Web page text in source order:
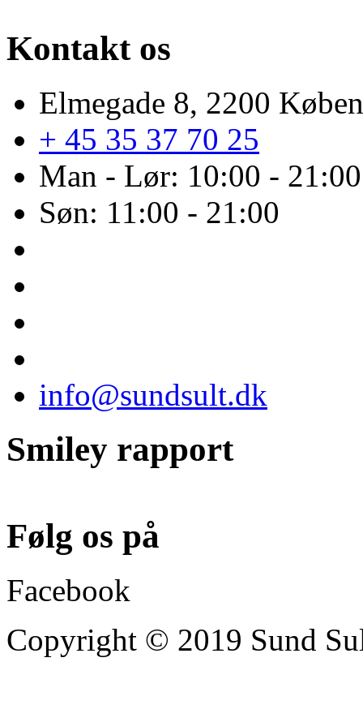
Kontakt os
Elmegade 8, 2200
+ 45 35 37 70 25
Man - Lør: 10:00 - 21:00
Søn: 11:00 - 21:00
info@sundsult.dk
Smiley rapport
Følg os på
Facebook
Copyright © 2019 Sund